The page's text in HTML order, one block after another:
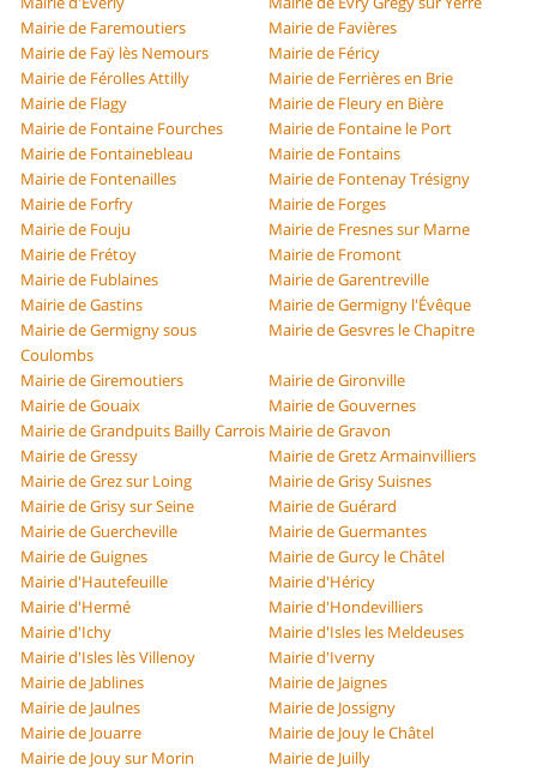
Mairie de Faremoutiers
Mairie de Favières
Mairie de Faÿ lès Nemours
Mairie de Féricy
Mairie de Férolles Attilly
Mairie de Ferrières en Brie
Mairie de Flagy
Mairie de Fleury en Bière
Mairie de Fontaine Fourches
Mairie de Fontaine le Port
Mairie de Fontainebleau
Mairie de Fontains
Mairie de Fontenailles
Mairie de Fontenay Trésigny
Mairie de Forfry
Mairie de Forges
Mairie de Fouju
Mairie de Fresnes sur Marne
Mairie de Frétoy
Mairie de Fromont
Mairie de Fublaines
Mairie de Garentreville
Mairie de Gastins
Mairie de Germigny l'Évêque
Mairie de Germigny sous
Coulombs
Mairie de Gesvres le Chapitre
Mairie de Giremoutiers
Mairie de Gironville
Mairie de Gouaix
Mairie de Gouvernes
Mairie de Grandpuits Bailly Carrois Mairie de Gravon
Mairie de Gressy
Mairie de Gretz Armainvilliers
Mairie de Grez sur Loing
Mairie de Grisy Suisnes
Mairie de Grisy sur Seine
Mairie de Guérard
Mairie de Guercheville
Mairie de Guermantes
Mairie de Guignes
Mairie de Gurcy le Châtel
Mairie d'Hautefeuille
Mairie d'Héricy
Mairie d'Hermé
Mairie d'Hondevilliers
Mairie d'Ichy
Mairie d'Isles les Meldeuses
Mairie d'Isles lès Villenoy
Mairie d'Iverny
Mairie de Jablines
Mairie de Jaignes
Mairie de Jaulnes
Mairie de Jossigny
Mairie de Jouarre
Mairie de Jouy le Châtel
Mairie de Jouy sur Morin
Mairie de Juilly